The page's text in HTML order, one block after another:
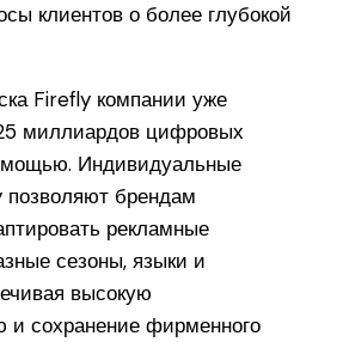
клиентов о более глубокой
Firefly компании уже
миллиардов цифровых
Индивидуальные
брендам
рекламные
сезоны, языки и
высокую
и сохранение фирменного